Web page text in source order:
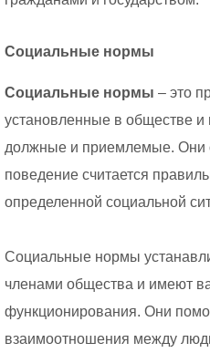
Социальные нормы
Социальные нормы – это
установленные в обществе и
должные и приемлемые. Они
поведение считается
определенной социальной
Социальные нормы
членами общества и имеют
функционирования. Они
взаимоотношения между